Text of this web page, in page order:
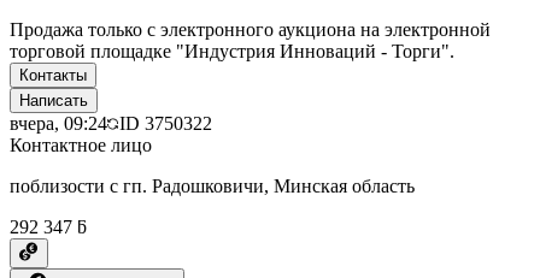
Продажа только с электронного аукциона на электронной
торговой площадке "Индустрия Инноваций - Торги".
Контакты
Написать
вчера, 09:24 ID 3750322
Контактное лицо
поблизости с гп. Радошковичи, Минская область
292 347 ƃ